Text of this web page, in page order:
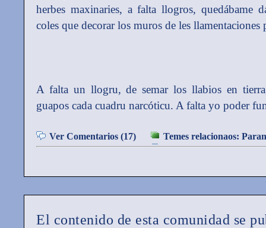
herbes maxinaries, a falta llogros, quedábame
coles que decorar los muros de les llamentaciones
A falta un llogru, de semar los llabios en
guapos cada cuadru narcóticu. A falta yo poder
Ver Comentarios (17) Temes relacionaos:
El contenido de esta comunidad se